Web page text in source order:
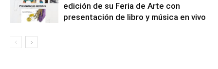
edición de su Feria de Arte con
presentación de libro y música en vivo